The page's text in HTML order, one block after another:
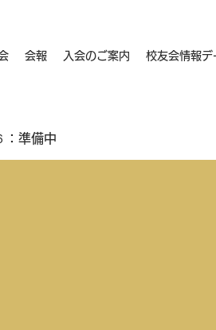
会報 入会のご案内 校友会情報デ
：準備中